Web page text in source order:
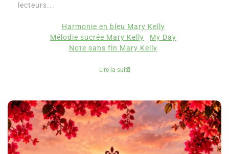
lecteurs...
Harmonie en bleu Mary Kelly
Mélodie sucrée Mary Kelly
My Day
Note sans fin Mary Kelly
Lire la suite